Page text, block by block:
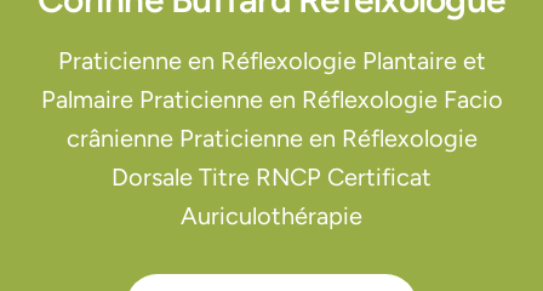
Praticienne en Réflexologie Plantaire et
Palmaire Praticienne en Réflexologie Facio
crânienne Praticienne en Réflexologie
Dorsale Titre RNCP Certificat
Auriculothérapie